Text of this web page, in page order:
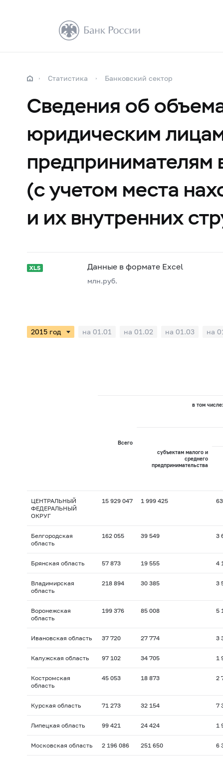
Статистика Банковский сектор
Сведения об
юридическим
предпринимателям
(с учетом места
и их внутренних
Данные в формате Excel
млн.руб.
на 01.01 на 01.02 на 01.03 на
Всего
в том числе:
субъектам малого и
среднего
предпринимательства
ЦЕНТРАЛЬНЫЙ
ФЕДЕРАЛЬНЫЙ
ОКРУГ
15 929 047 1 999 425
Белгородская
область
162 055 39 549 3
Брянская область 57 873 19 555 4
Владимирская
область
218 894 30 385 3
Воронежская
область
199 376 85 008 5
Ивановская область 37 720 27 774 3
Калужская область 97 102 34 705 1
Костромская
область
45 053 18 873 2
Курская область 71 273 32 154 7
Липецкая область 99 421 24 424 1
Московская область 2 196 086 251 650 6